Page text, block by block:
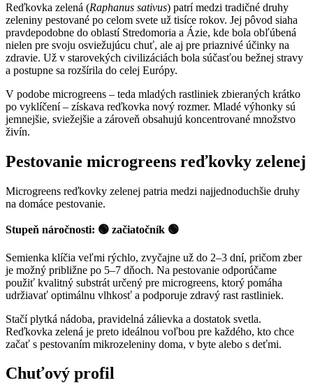
Reďkovka zelená (Raphanus sativus) patrí medzi tradičné druhy
zeleniny pestované po celom svete už tisíce rokov. Jej pôvod siaha
pravdepodobne do oblastí Stredomoria a Ázie, kde bola obľúbená
nielen pre svoju osviežujúcu chuť, ale aj pre priaznivé účinky na
zdravie. Už v starovekých civilizáciách bola súčasťou bežnej stravy
a postupne sa rozšírila do celej Európy.
V podobe microgreens – teda mladých rastliniek zbieraných krátko
po vyklíčení – získava reďkovka nový rozmer. Mladé výhonky sú
jemnejšie, sviežejšie a zároveň obsahujú koncentrované množstvo
živín.
Pestovanie microgreens reďkovky zelenej
Microgreens reďkovky zelenej patria medzi najjednoduchšie druhy
na domáce pestovanie.
Stupeň náročnosti: 🟢 začiatočník 🟢
Semienka klíčia veľmi rýchlo, zvyčajne už do 2–3 dní, pričom zber
je možný približne po 5–7 dňoch. Na pestovanie odporúčame
použiť kvalitný substrát určený pre microgreens, ktorý pomáha
udržiavať optimálnu vlhkosť a podporuje zdravý rast rastliniek.
Stačí plytká nádoba, pravidelná zálievka a dostatok svetla.
Reďkovka zelená je preto ideálnou voľbou pre každého, kto chce
začať s pestovaním mikrozeleniny doma, v byte alebo s deťmi.
Chuťový profil